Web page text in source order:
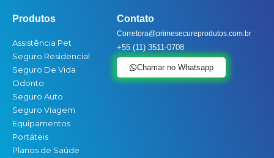
Produtos
Assistência Pet
Seguro Residencial
Seguro De Vida
Odonto
Seguro Auto
Seguro Viagem
Equipamentos
Portáteis
Planos de Saúde
Contato
Corretora@primesecureprodutos.com.br
+55 (11) 3511-0708
Chamar no Whatsapp